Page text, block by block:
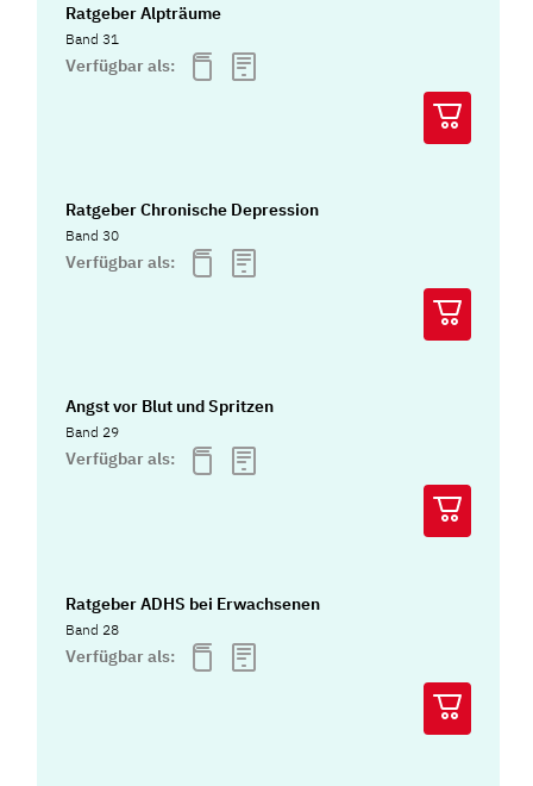
Ratgeber Alpträume
Band 31
Verfügbar als:
Ratgeber Chronische Depression
Band 30
Verfügbar als:
Angst vor Blut und Spritzen
Band 29
Verfügbar als:
Ratgeber ADHS bei Erwachsenen
Band 28
Verfügbar als: